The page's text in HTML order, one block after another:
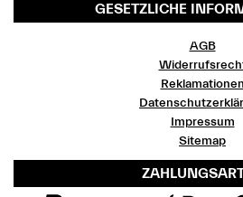
GESETZLICHE
AGB
Reklamationen
Impressum
Sitemap